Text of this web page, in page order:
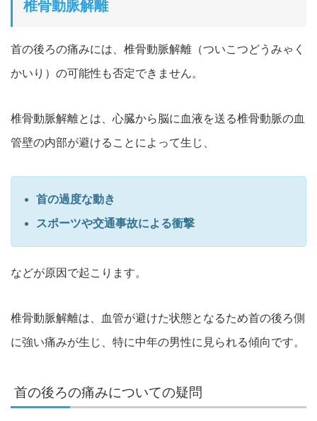
椎骨動脈解離
首の後ろの痛みには、椎骨動脈解離（ついこつどうみゃく
かいり ）の可能性も否定できません。
椎骨動脈解離とは、 心臓から脳に血液を送る椎骨動脈の血
管壁の内部が避けることによ って生じ、
首の過度な動き
スポーツや交通事故による衝撃
などが原因で起こります。
椎骨動脈解離は、
血管が避けた状態となるため首の後ろ側
に強い痛みが生じ、 特に中年の男性に見られる傾向です。
首の後ろの痛みについての疑問